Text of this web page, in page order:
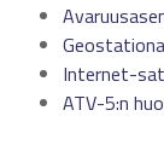
Internet-
ATV-5:n